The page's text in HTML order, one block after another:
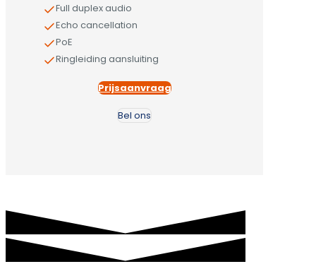
Full duplex audio
Echo cancellation
PoE
Ringleiding aansluiting
Prijsaanvraag
Bel ons